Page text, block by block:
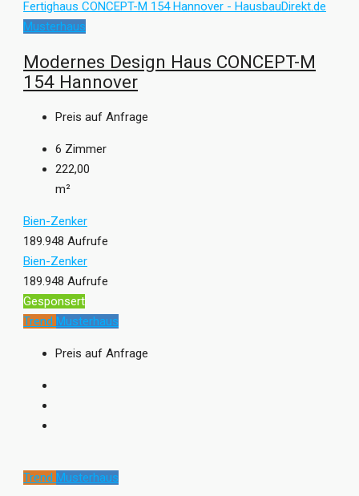
Musterhaus
Modernes Design Haus CONCEPT-M
154 Hannover
Preis auf Anfrage
6 Zimmer
222,00
m²
Bien-Zenker
189.948 Aufrufe
Bien-Zenker
189.948 Aufrufe
Gesponsert
Trend Musterhaus
Preis auf Anfrage
Trend Musterhaus